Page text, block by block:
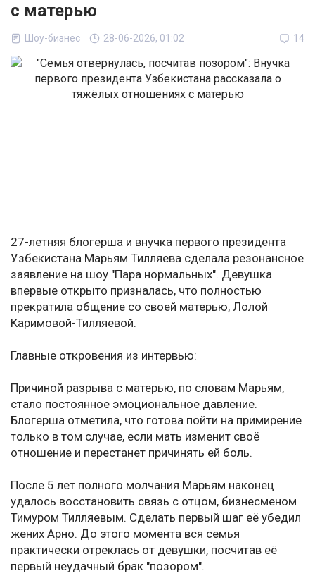
с матерью
Шоу-бизнес 28-06-2026, 01:02 14
27-летняя блогерша и внучка первого президента
Узбекистана Марьям Тилляева сделала резонансное
заявление на шоу "Пара нормальных". Девушка
впервые открыто призналась, что полностью
прекратила общение со своей матерью, Лолой
Каримовой-Тилляевой.
Главные откровения из интервью:
Причиной разрыва с матерью, по словам Марьям,
стало постоянное эмоциональное давление.
Блогерша отметила, что готова пойти на примирение
только в том случае, если мать изменит своё
отношение и перестанет причинять ей боль.
После 5 лет полного молчания Марьям наконец
удалось восстановить связь с отцом, бизнесменом
Тимуром Тилляевым. Сделать первый шаг её убедил
жених Арно. До этого момента вся семья
практически отреклась от девушки, посчитав её
первый неудачный брак "позором".